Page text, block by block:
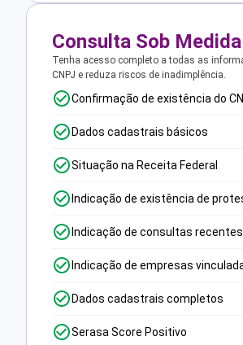
Consulta Sob Medida
Tenha acesso completo a todas as
CNPJ e reduza riscos de inadimplência.
Confirmação de existência do
Dados cadastrais básicos
Situação na Receita Federal
Indicação de existência de
Indicação de consultas recentes
Indicação de empresas
Dados cadastrais completos
Serasa Score Positivo